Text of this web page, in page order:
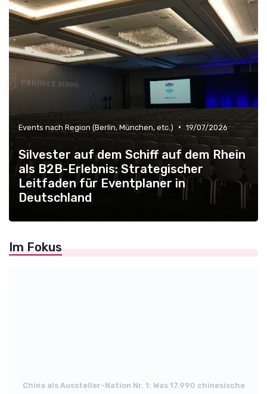
Events nach Region (Berlin, München, etc.) • 19/07/2026
Silvester auf dem Schiff auf dem Rhein
als B2B-Erlebnis: Strategischer
Leitfaden für Eventplaner in
Deutschland
Im Fokus
China als Aussteller-Nation Nr. 1: Was 17.990 chinesische